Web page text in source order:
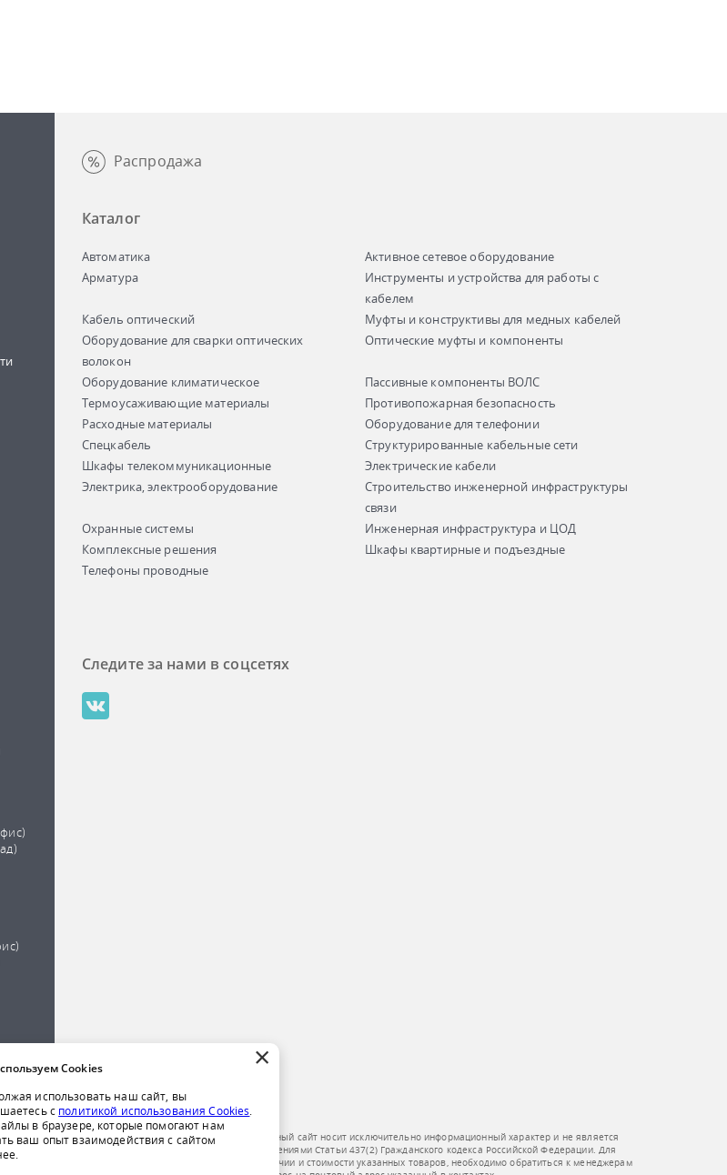
Распродажа
Каталог
Автоматика
Активное сетевое оборудование
Арматура
Инструменты и устройства для работы с
кабелем
Кабель оптический
Муфты и конструктивы для медных кабелей
Оборудование для сварки оптических
волокон
Оптические муфты и компоненты
Оборудование климатическое
Пассивные компоненты ВОЛС
Термоусаживающие материалы
Противопожарная безопасность
Расходные материалы
Оборудование для телефонии
Спецкабель
Структурированные кабельные сети
Шкафы телекоммуникационные
Электрические кабели
Электрика, электрооборудование
Строительство инженерной инфраструктуры
связи
Охранные системы
Инженерная инфраструктура и ЦОД
Комплексные решения
Шкафы квартирные и подъездные
Телефоны проводные
Следите за нами в соцсетях
Обращаем ваше внимание на то, что данный сайт носит исключительно информационный характер и не является
публичной офертой, определяемой положениями Статьи 437(2) Гражданского кодекса Российской Федерации. Для
получения подробной информации о наличии и стоимости указанных товаров, необходимо обратиться к менеджерам
×
Cookies
использовать наш сайт, вы
с политикой использования Cookies.
в браузере, которые помогают нам
ваш опыт взаимодействия с сайтом